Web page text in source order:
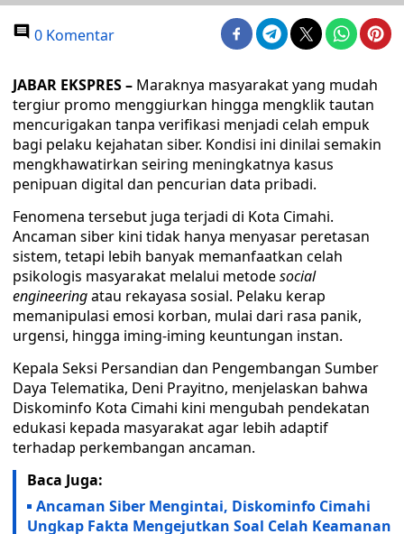
0 Komentar
JABAR EKSPRES – Maraknya masyarakat yang mudah
tergiur promo menggiurkan hingga mengklik tautan
mencurigakan tanpa verifikasi menjadi celah empuk
bagi pelaku kejahatan siber. Kondisi ini dinilai semakin
mengkhawatirkan seiring meningkatnya kasus
penipuan digital dan pencurian data pribadi.
Fenomena tersebut juga terjadi di Kota Cimahi.
Ancaman siber kini tidak hanya menyasar peretasan
sistem, tetapi lebih banyak memanfaatkan celah
psikologis masyarakat melalui metodesocial
engineeringatau rekayasa sosial. Pelaku kerap
memanipulasi emosi korban, mulai dari rasa panik,
urgensi, hingga iming-iming keuntungan instan.
Kepala Seksi Persandian dan Pengembangan Sumber
Daya Telematika, Deni Prayitno, menjelaskan bahwa
Diskominfo Kota Cimahi kini mengubah pendekatan
edukasi kepada masyarakat agar lebih adaptif
terhadap perkembangan ancaman.
Baca Juga:
Ancaman Siber Mengintai, Diskominfo Cimahi
Ungkap Fakta Mengejutkan Soal Celah Keamanan